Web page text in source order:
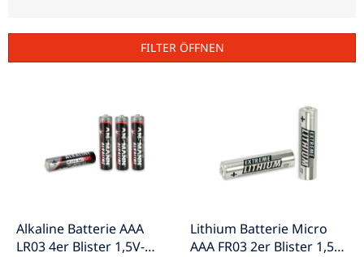
k
n
FILTER ÖFFNEN
PAlkaline Batterie AAA
LR03 4er Blister 1,5V-
Lithium Batterie Micro
AAA FR03 2er Blister 1,5V-